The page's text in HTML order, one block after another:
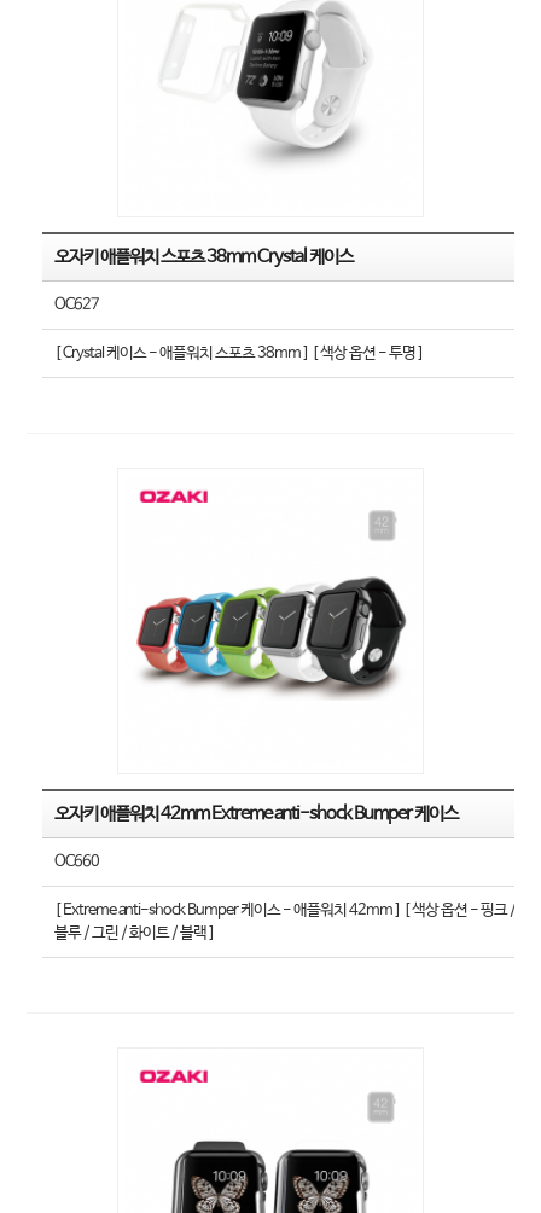
오자키 애플워치 스포츠 38mm Crystal 케이스
OC627
[ Crystal 케이스 - 애플워치 스포츠 38mm ] [ 색상 옵션 - 투명 ]
오자키 애플워치 42mm Extreme anti-shock Bumper 케이스
OC660
[ Extreme anti-shock Bumper 케이스 - 애플워치 42mm ] [ 색상 옵션 - 핑크 /
블루 / 그린 / 화이트 / 블랙 ]